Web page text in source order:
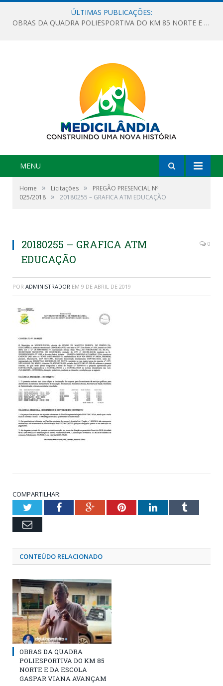
ÚLTIMAS PUBLICAÇÕES:
OBRAS DA QUADRA POLIESPORTIVA DO KM 85 NORTE E DA ESCOLA GASPAR VIANA AVANÇAM
MENU
Home » Licitações »
PREGÃO PRESENCIAL Nº
025/2018 » 20180255 – GRAFICA ATM EDUCAÇÃO
20180255 – GRAFICA ATM
EDUCAÇÃO
0
POR ADMINISTRADOR EM 9 DE ABRIL DE 2019
COMPARTILHAR:
TwitterFacebookGoogle+PinterestLinkedInTumblr
Email
CONTEÚDO RELACIONADO
OBRAS DA QUADRA
POLIESPORTIVA DO KM 85
NORTE E DA ESCOLA
GASPAR VIANA AVANÇAM